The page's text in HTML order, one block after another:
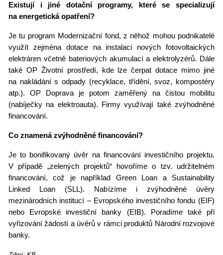
Existují i jiné dotační programy, kterése specializují
na energetická opatření?
Je tu program Modernizační fond, z něhož mohou podnikatelé
využít zejména dotace na instalaci nových fotovoltaických
elektráren včetně bateriových akumulací a elektrolyzérů. Dále
také OP Životní prostředí, kde lze čerpat dotace mimo jiné
na nakládání s odpady (recyklace, třídění, svoz, kompostéry
atp.). OP Doprava je potom zaměřený na čistou mobilitu
(nabíječky na elektroauta). Firmy využívají také zvýhodněné
financování.
Co znamená zvýhodněné financování?
Je to bonifikovaný úvěr na financování investičního projektu.
V případě „zelených projektů“ hovoříme o tzv. udržitelném
financování, což je například Green Loan a Sustainability
Linked Loan (SLL). Nabízíme i zvýhodněné úvěry
mezinárodních institucí – Evropského investičního fondu (EIF)
nebo Evropské investiční banky (EIB). Poradíme také při
vyřizování žádostí a úvěrů v rámci produktů Národní rozvojové
banky.